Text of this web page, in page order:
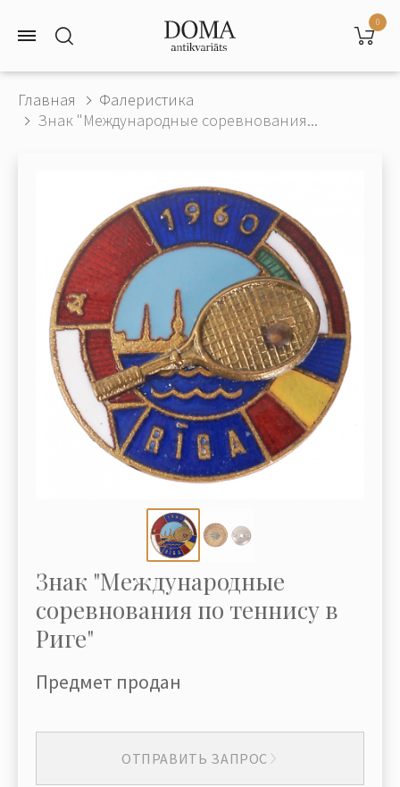
0
Главная
Фалеристика
Знак "Международные соревнования...
Знак "Международные
соревнования по теннису в
Риге"
Предмет продан
ОТПРАВИТЬ ЗАПРОС